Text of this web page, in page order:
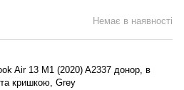
Немає в наявності
Air 13 M1 (2020) A2337 донор, в
кришкою, Grey